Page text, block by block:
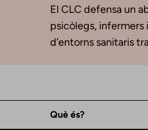
El CLC defensa un
psicòlegs, infermers
d’entorns sanitaris
Què és?